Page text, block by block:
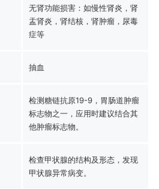
无肾功能损害：如慢性肾炎，肾
盂肾炎，肾结核，肾肿瘤，尿毒
症等
抽血
检测糖链抗原19-9，胃肠道肿瘤
标志物之一，应用时建议结合其
他肿瘤标志物。
检查甲状腺的结构及形态，发现
甲状腺异常病变。